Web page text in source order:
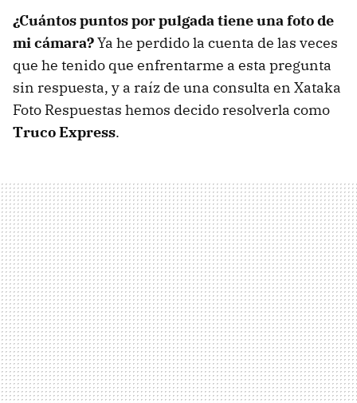
¿Cuántos puntos por pulgada tiene una foto de
mi cámara?Ya he perdido la cuenta de las veces
que he tenido que enfrentarme a esta pregunta
sin respuesta, y a raíz de una consulta en Xataka
Foto Respuestas hemos decido resolverla como
Truco Express.